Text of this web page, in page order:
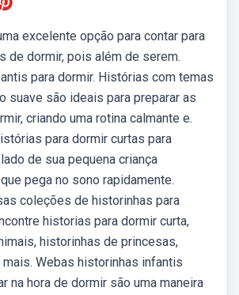
excelente opção para contar para
de dormir, pois além de serem.
para dormir. Histórias com temas
suave são ideais para preparar as
criando uma rotina calmante e.
para dormir curtas para
de sua pequena criança
pega no sono rapidamente.
coleções de historinhas para
historias para dormir curta,
historinhas de princesas,
Webas historinhas infantis
na hora de dormir são uma maneira